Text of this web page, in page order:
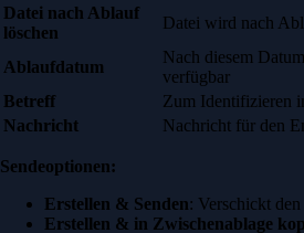
Datei nach Ablauf
löschen
Datei wird nach
Ablaufdatum
Nach diesem
verfügbar
Betreff
Zum Identifizieren
Nachricht
Nachricht für den
Sendeoptionen:
Erstellen & Senden: Verschickt
Erstellen & in Zwischenablage